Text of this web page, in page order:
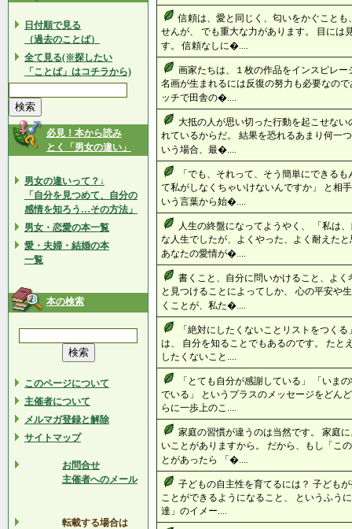
日付順で見る
（過去のことば）
全て見る(※探したい
「ことば」はコチラから)
必見！本から読み
とく「男女の違い」
男女の違いって？↓
「自分を見つめて、自分の
感情を知ろう…その方法」
男女・恋愛の本一覧
愛・夫婦・結婚の本
一覧
本の検索
このページについて
主催者について
メルマガ登録と解除
サイトマップ
お問合せ
主催者へのメール
転載する場合は
信頼は、愛と同じく、匂いをかぐこと
せんが、 でも重大な力があります。 目には
す。 信頼なしに�....
画家たちは、１枚の作品をインスピレ
名画が生まれるには反復の努力も必要なの
ッチで田舎の�....
大抵の人が思い切った行動を起こせな
れているからだ。 結果を恐れるあまり何一
いう場合、最�....
「でも、それって、そう簡単にできる
て私がしなくちゃいけないんですか」 と相
いう言葉から始�....
人生の終盤になってようやく、 「私
な人生でしたが、よくやった、よく耐えた
あなたの愛情が�....
書くこと、自分に問いかけること、よ
と見つけることによってしか、 心の平安や
くことが、私た�....
「絶対にしたくないことリストをつく
は、 自分を知ることでもあるのです。 たと
したくないこと....
「とても自分が感謝している」 「いま
でいる」 というプラスのメッセージをどん
らに一歩上のこ....
家庭の習慣が違うのは当然です。 家庭
いことがありますから。 だから、もし「こ
とがあったら 「�....
子どもの自主性を育てるには？ 子ども
ことができるようになること、 というふう
達」のイメー....